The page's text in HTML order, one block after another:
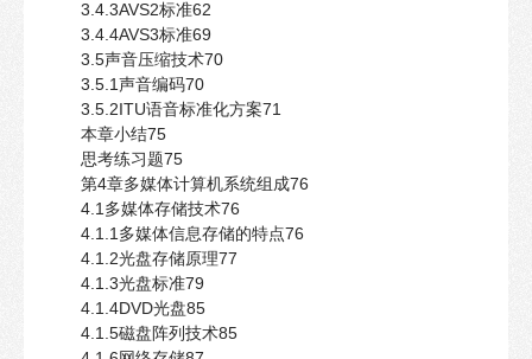
3.4.3AVS2标准62
3.4.4AVS3标准69
3.5声音压缩技术70
3.5.1声音编码70
3.5.2ITU语音标准化方案71
本章小结75
思考练习题75
第4章多媒体计算机系统组成76
4.1多媒体存储技术76
4.1.1多媒体信息存储的特点76
4.1.2光盘存储原理77
4.1.3光盘标准79
4.1.4DVD光盘85
4.1.5磁盘阵列技术85